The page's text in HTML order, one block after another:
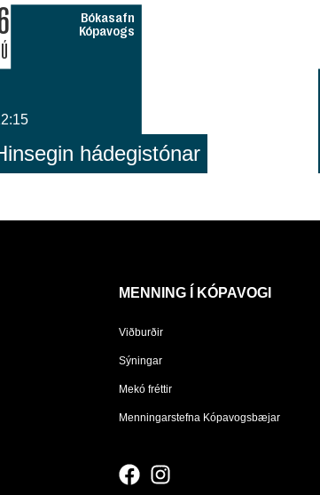
Bókasafn
Kópavogs
hádegistónar
MENNING Í KÓPAVOGI
Viðburðir
Sýningar
Mekó fréttir
Menningarstefna Kópavogsbæjar